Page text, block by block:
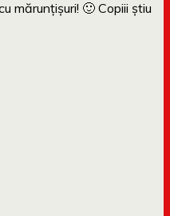
mărunțișuri! 🙂 Copiii știu